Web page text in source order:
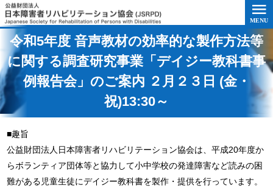
このページの本文へ移動
令和5年度 音声教材の効率的な製作方法等
に関する調査研究事業「デイジー教科書事
例報告会」のご案内 ２月２３日 (金・
祝)13:30～
■趣旨
公益財団法人日本障害者リハビリテーション協会は、平成20年度か
らボランティア団体等と協力して小中学校の発達障害など読みの困
難がある児童生徒にデイジー教科書を製作・提供を行っています。